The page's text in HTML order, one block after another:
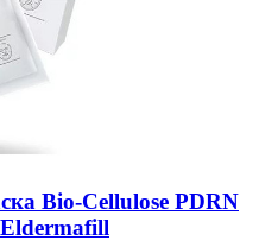
Bio-Cellulose PDRN